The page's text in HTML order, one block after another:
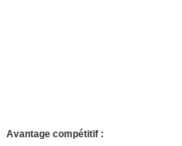
Avantage compétitif :